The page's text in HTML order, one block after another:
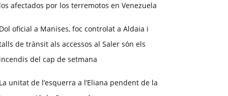
los afectados por los terremotos en Venezuela
Dol oficial a Manises, foc controlat a Aldaia i
de trànsit als accessos al Saler són els
incendis del cap de setmana
La unitat de l’esquerra a l’Eliana pendent de la